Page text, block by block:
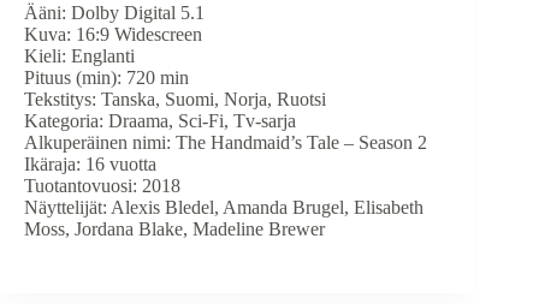
Ääni: Dolby Digital 5.1
Kuva: 16:9 Widescreen
Kieli: Englanti
Pituus (min): 720 min
Tekstitys: Tanska, Suomi, Norja, Ruotsi
Kategoria: Draama, Sci-Fi, Tv-sarja
Alkuperäinen nimi: The Handmaid’s Tale – Season 2
Ikäraja: 16 vuotta
Tuotantovuosi: 2018
Näyttelijät: Alexis Bledel, Amanda Brugel, Elisabeth
Moss, Jordana Blake, Madeline Brewer